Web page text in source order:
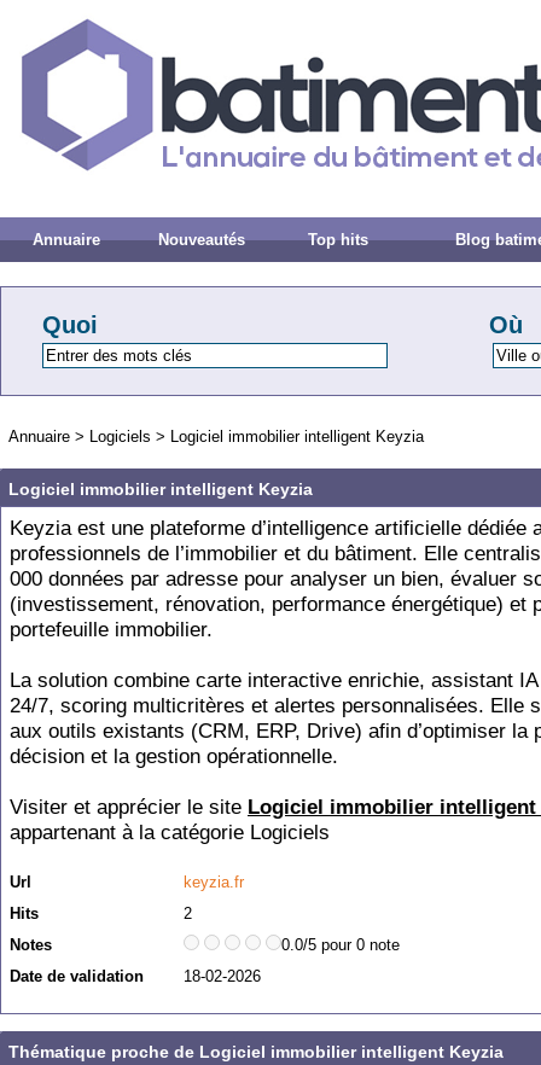
Annuaire Nouveautés Top hits Blog
Quoi Où
Annuaire > Logiciels > Logiciel immobilier intelligent Keyzia
Logiciel immobilier intelligent Keyzia
Keyzia est une plateforme d’intelligence artificielle dédiée
professionnels de l’immobilier et du bâtiment. Elle
000 données par adresse pour analyser un bien, évaluer
(investissement, rénovation, performance énergétique) et
portefeuille immobilier.
La solution combine carte interactive enrichie, assistant
24/7, scoring multicritères et alertes personnalisées. Elle
aux outils existants (CRM, ERP, Drive) afin d’optimiser la
décision et la gestion opérationnelle.
Visiter et apprécier le site Logiciel immobilier intelligent
appartenant à la catégorie Logiciels
Url
keyzia.fr
Hits
2
Notes
0.0/5 pour 0 note
Date de validation
18-02-2026
Thématique proche de Logiciel immobilier intelligent Keyzia